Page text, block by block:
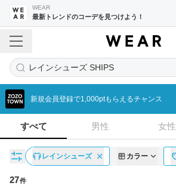
WEAR
最新トレンドのコーデを見つけよう！
レインシューズ SHIPS
新規会員登録で1,000ptもらえるチャンス
すべて 男性 女性
レインシューズ カラー
27件